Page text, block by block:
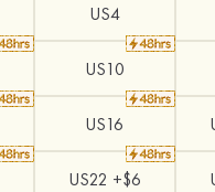
US4
US10
US16
US22 +$6